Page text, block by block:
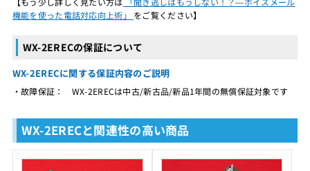
機能を使った電話対応向上術」 をご覧ください】
WX-2ERECの保証について
WX-2ERECに関する保証内容のご説明
・故障保証： WX-2ERECは中古/新古品/新品1年間の無償保証対象です
WX-2ERECと関連性の高い商品